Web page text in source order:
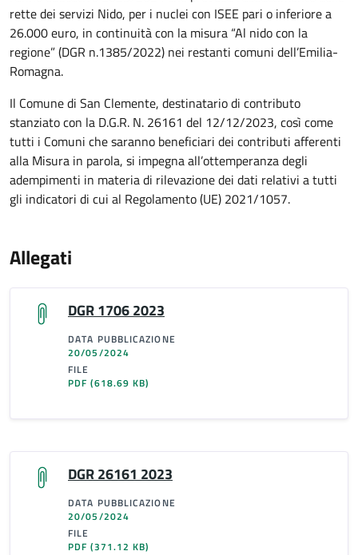
rette dei servizi Nido, per i nuclei con ISEE pari o inferiore a
26.000 euro, in continuità con la misura “Al nido con la
regione” (DGR n.1385/2022) nei restanti comuni dell’Emilia-
Romagna.
Il Comune di San Clemente, destinatario di contributo
stanziato con la D.G.R. N. 26161 del 12/12/2023, così come
tutti i Comuni che saranno beneficiari dei contributi afferenti
alla Misura in parola, si impegna all’ottemperanza degli
adempimenti in materia di rilevazione dei dati relativi a tutti
gli indicatori di cui al Regolamento (UE) 2021/1057.
Allegati
DGR 1706 2023
DATA PUBBLICAZIONE
20/05/2024
FILE
PDF(618.69 KB)
DGR 26161 2023
DATA PUBBLICAZIONE
20/05/2024
FILE
PDF(371.12 KB)